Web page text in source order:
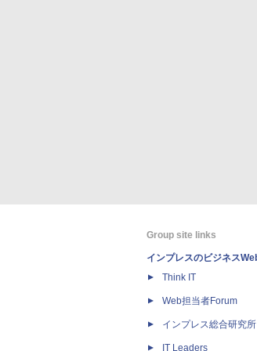
Group site links
インプレスのビジネス
Think IT
Web担当者Forum
インプレス総合研究所
IT Leaders